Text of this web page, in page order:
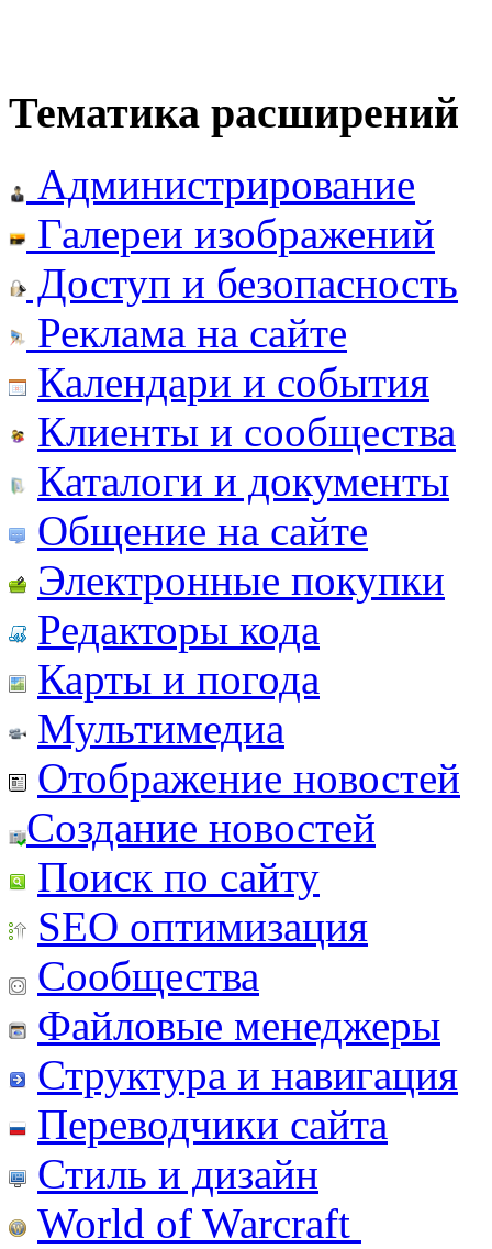
Тематика расширений
Администрирование
Галереи изображений
Доступ и безопасность
Реклама на сайте
Календари и события
Клиенты и сообщества
Каталоги и документы
Общение на сайте
Электронные покупки
Редакторы кода
Карты и погода
Мультимедиа
Отображение новостей
Создание новостей
Поиск по сайту
SEO оптимизация
Сообщества
Файловые менеджеры
Структура и навигация
Переводчики сайта
Стиль и дизайн
World of Warcraft